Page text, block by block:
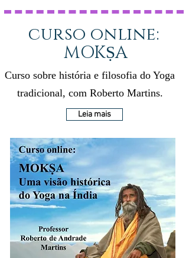
curso online:
MOKṢA
Curso sobre história e filosofia do Yoga
tradicional, com Roberto Martins.
Leia mais